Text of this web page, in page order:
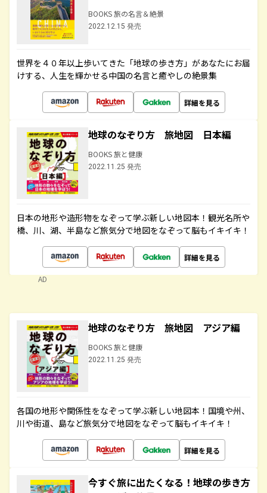
BOOKS 旅の名言＆絶景
2022.12.15 発売
世界を４０年以上歩いてきた「地球の歩き方」があなたにお届
けする、人生を輝かせる中国の名言と癒やしの絶景集
詳細を見る
地球のなぞり方 旅地図 日本編
BOOKS 旅と健康
2022.11.25 発売
日本の地形や造形物をなぞって学ぶ新しい地図本！観光名所や
橋、川、湖、半島など旅気分で地図をなぞって脳もイキイキ！
詳細を見る
AD
地球のなぞり方 旅地図 アジア編
BOOKS 旅と健康
2022.11.25 発売
各国の地形や関係性をなぞって学ぶ新しい地図本！国境や州、
川や街道、島など旅気分で地図をなぞって脳もイキイキ！
詳細を見る
今すぐ旅に出たくなる！地球の歩き方